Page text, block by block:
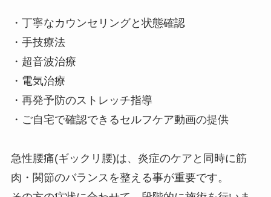
・丁寧なカウンセリングと状態確認
・手技療法
・超音波治療
・電気治療
・再発予防のストレッチ指導
・ご自宅で確認できるセルフケア動画の提供
急性腰痛(ギックリ腰)は、炎症のケアと同時に筋
肉・関節のバランスを整える事が重要です。